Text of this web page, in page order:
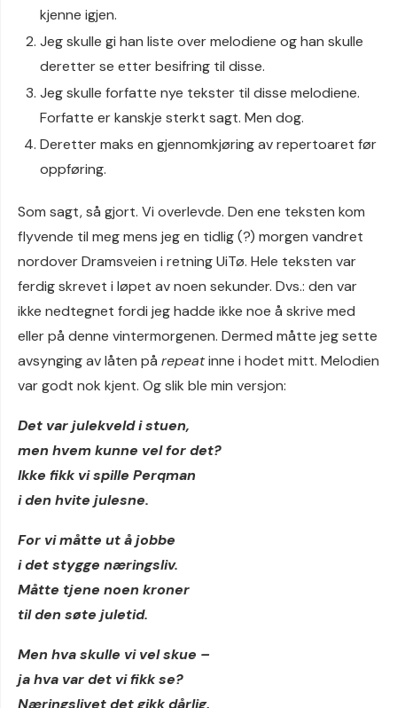
kjenne igjen.
Jeg skulle gi han liste over melodiene og han skulle
deretter se etter besifring til disse.
Jeg skulle forfatte nye tekster til disse melodiene.
Forfatte er kanskje sterkt sagt. Men dog.
Deretter maks en gjennomkjøring av repertoaret før
oppføring.
Som sagt, så gjort. Vi overlevde. Den ene teksten kom
flyvende til meg mens jeg en tidlig (?) morgen vandret
nordover Dramsveien i retning UiTø. Hele teksten var
ferdig skrevet i løpet av noen sekunder. Dvs.: den var
ikke nedtegnet fordi jeg hadde ikke noe å skrive med
eller på denne vintermorgenen. Dermed måtte jeg sette
avsynging av låten på repeatinne i hodet mitt. Melodien
var godt nok kjent. Og slik ble min versjon:
Det var julekveld i stuen,
men hvem kunne vel for det?
Ikke fikk vi spille Perqman
i den hvite julesne.
For vi måtte ut å jobbe
i det stygge næringsliv.
Måtte tjene noen kroner
til den søte juletid.
Men hva skulle vi vel skue –
ja hva var det vi fikk se?
Næringslivet det gikk dårlig,